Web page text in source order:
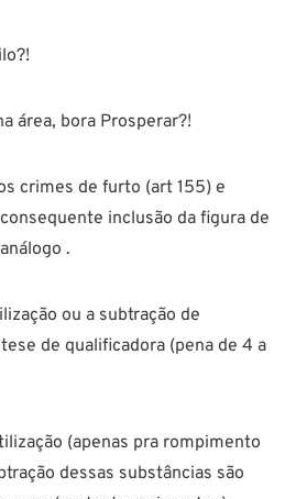
área, bora Prosperar?!
crimes de furto (art 155) e
inclusão da figura de
.
ou a subtração de
de qualificadora (pena de 4 a
(apenas pra rompimento
dessas substâncias são